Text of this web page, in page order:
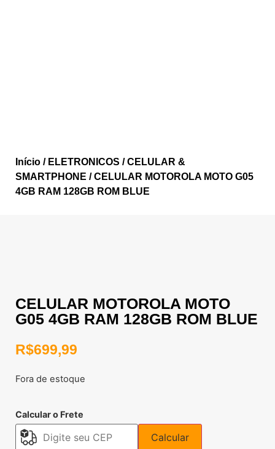
Início / ELETRONICOS /CELULAR &
SMARTPHONE / CELULAR MOTOROLA MOTO G05
4GB RAM 128GB ROM BLUE
CELULAR MOTOROLA MOTO
G05 4GB RAM 128GB ROM BLUE
R$699,99
Fora de estoque
Calcular o Frete
Calcular